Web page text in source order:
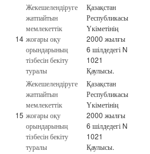
14
Жекешелендіруге
жатпайтын
мемлекеттік
жоғары оқу
орындарының
тізбесін бекіту
туралы
Қазақстан
Республикасы
Үкіметінің
2000 жылғы
6 шілдедегі N
1021
Қаулысы.
15
Жекешелендіруге
жатпайтын
мемлекеттік
жоғары оқу
орындарының
тізбесін бекіту
туралы
Қазақстан
Республикасы
Үкіметінің
2000 жылғы
6 шілдедегі N
1021
Қаулысы.